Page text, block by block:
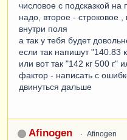
числовое с подсказкой
надо, второе - строковое
внутри поля
а так у тебя будет
если так напишут "140.83
или вот так "142 кг 500 г"
фактор - написать с
двинуться дальше
Afinogen Afinogen